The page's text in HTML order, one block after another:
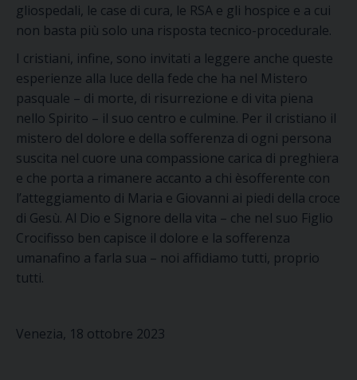
gliospedali, le case di cura, le RSA e gli hospice e a cui
non basta più solo una risposta tecnico-procedurale.
I cristiani, infine, sono invitati a leggere anche queste
esperienze alla luce della fede che ha nel Mistero
pasquale – di morte, di risurrezione e di vita piena
nello Spirito – il suo centro e culmine. Per il cristiano il
mistero del dolore e della sofferenza di ogni persona
suscita nel cuore una compassione carica di preghiera
e che porta a rimanere accanto a chi èsofferente con
l’atteggiamento di Maria e Giovanni ai piedi della croce
di Gesù. Al Dio e Signore della vita – che nel suo Figlio
Crocifisso ben capisce il dolore e la sofferenza
umanafino a farla sua – noi affidiamo tutti, proprio
tutti.
Venezia, 18 ottobre 2023